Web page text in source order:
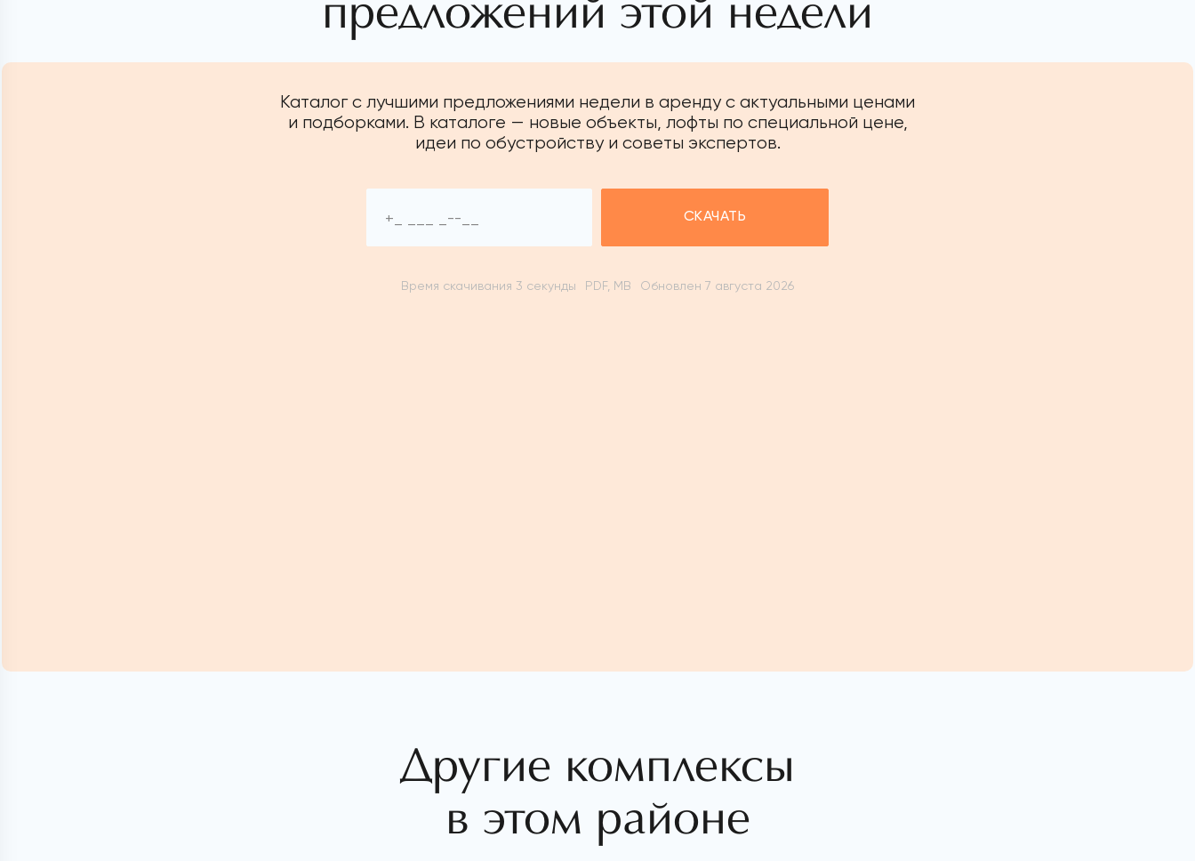
предложений этой недели
Каталог с лучшими предложениями недели в аренду с актуальными ценами
и подборками. В каталоге — новые объекты, лофты по специальной цене,
идеи по обустройству и советы экспертов.
СКАЧАТЬ
Время скачивания 3 секунды PDF, MB Обновлен 7 августа 2026
Другие комплексы
в этом районе